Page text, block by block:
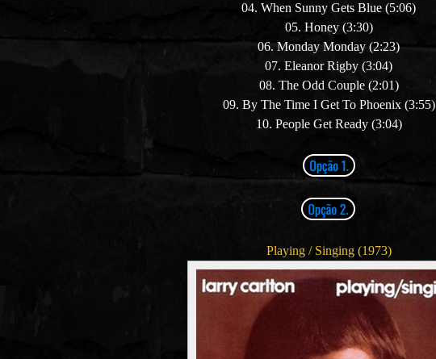
04. When Sunny Gets Blue (5:06)
05. Honey (3:30)
06. Monday Monday (2:23)
07. Eleanor Rigby (3:04)
08. The Odd Couple (2:01)
09. By The Time I Get To Phoenix (3:55)
10. People Get Ready (3:04)
Playing / Singing (1973)